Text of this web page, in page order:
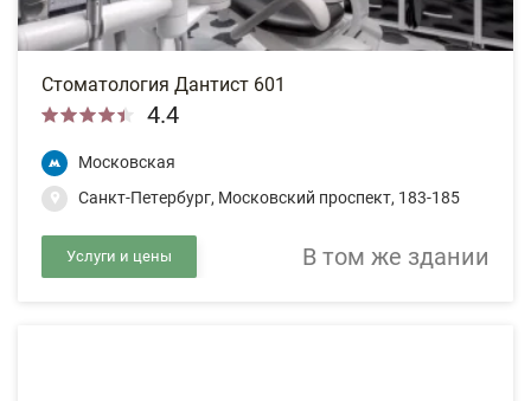
Стоматология Дантист 601
4.4
Московская
Санкт-Петербург, Московский проспект, 183-185
Услуги и цены В том же здании